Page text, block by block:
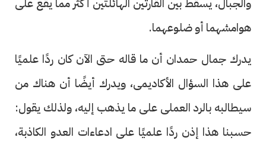
هوامشهما أو ضلوعهما.
يدرك جمال حمدان أن ما قاله حتى الآن كان ردًا علميًا
على هذا السؤال الأكاديمى، ويدرك أيضًا أن هناك من
سيطالبه بالرد العملى على ما يذهب إليه، ولذلك يقول:
حسبنا هذا إذن ردًا علميًا على ادعاءات العدو الكاذبة،